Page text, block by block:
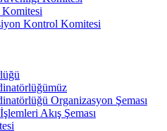
Kontrol Komitesi
Organizasyon Şeması
Akış Şeması